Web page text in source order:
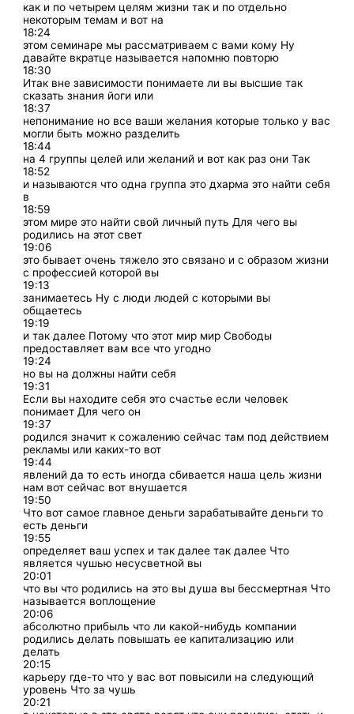
как и по четырем целям жизни так и по отдельно
некоторым темам и вот на
18:24
этом семинаре мы рассматриваем с вами кому Ну
давайте вкратце называется напомню повторю
18:30
Итак вне зависимости понимаете ли вы высшие так
сказать знания йоги или
18:37
непонимание но все ваши желания которые только у вас
могли быть можно разделить
18:44
на 4 группы целей или желаний и вот как раз они Так
18:52
и называются что одна группа это дхарма это найти себя
в
18:59
этом мире это найти свой личный путь Для чего вы
родились на этот свет
19:06
это бывает очень тяжело это связано и с образом жизни
с профессией которой вы
19:13
занимаетесь Ну с люди людей с которыми вы
общаетесь
19:19
и так далее Потому что этот мир мир Свободы
предоставляет вам все что угодно
19:24
но вы на должны найти себя
19:31
Если вы находите себя это счастье если человек
понимает Для чего он
19:37
родился значит к сожалению сейчас там под действием
рекламы или каких-то вот
19:44
явлений да то есть иногда сбивается наша цель жизни
нам вот сейчас вот внушается
19:50
Что вот самое главное деньги зарабатывайте деньги то
есть деньги
19:55
определяет ваш успех и так далее так далее Что
является чушью несусветной вы
20:01
что вы что родились на это вы душа вы бессмертная Что
называется воплощение
20:06
абсолютно прибыль что ли какой-нибудь компании
родились делать повышать ее капитализацию или
делать
20:15
карьеру где-то что у вас вот повысили на следующий
уровень Что за чушь
20:21